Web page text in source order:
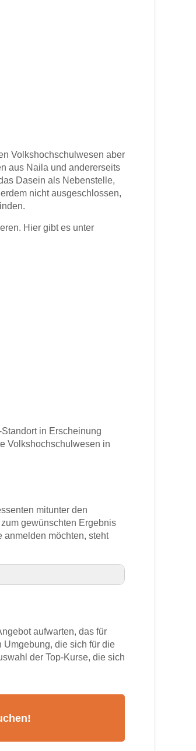
Volkshochschulwesen aber
aus Naila und andererseits
Dasein als Nebenstelle,
nicht ausgeschlossen,
Hier gibt es unter
in Erscheinung
Volkshochschulwesen in
mitunter den
gewünschten Ergebnis
anmelden möchten, steht
aufwarten, das für
Umgebung, die sich für die
der Top-Kurse, die sich